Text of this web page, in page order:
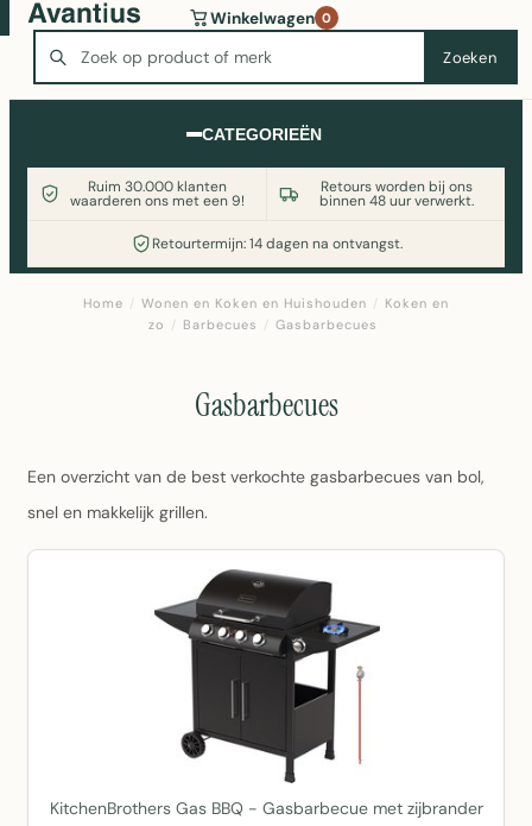
Zoeken
Winkelwagen 0
CATEGORIEËN
Ruim 30.000 klanten
waarderen ons met een 9!
Retours worden bij ons
binnen 48 uur verwerkt.
Retourtermijn: 14 dagen na ontvangst.
Wasmachine of koelkast nodig? Vergelijk alle prijzen op
Witgoedaanbod.nl
Home / Wonen en Koken en Huishouden / Koken en
zo / Barbecues / Gasbarbecues
Gasbarbecues
Een overzicht van de best verkochte gasbarbecues van bol,
snel en makkelijk grillen.
KitchenBrothers Gas BBQ - Gasbarbecue met zijbrander